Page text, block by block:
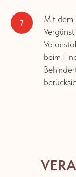
Mit dem
beim